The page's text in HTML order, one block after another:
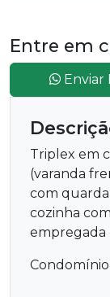
Entre em
Enviar
Triplex em
(varanda
com
cozinha
empregada
Condomínio